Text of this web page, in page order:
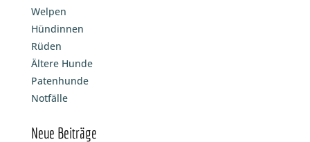
Welpen
Hündinnen
Rüden
Ältere Hunde
Patenhunde
Notfälle
Neue Beiträge